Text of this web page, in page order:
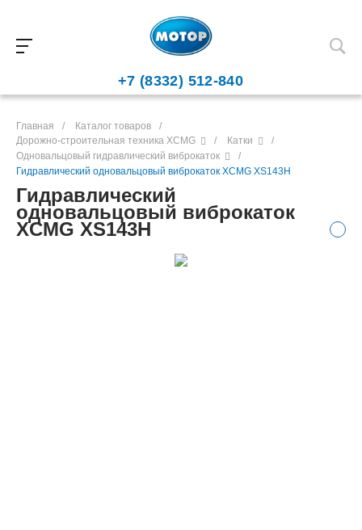
+7 (8332) 512-840
Главная / Каталог товаров
/
Дорожно-строительная техника XCMG
/ Катки
/
Одновальцовый гидравлический виброкаток
/
Гидравлический одновальцовый виброкаток XCMG XS143H
Гидравлический
одновальцовый виброкаток
XCMG XS143H